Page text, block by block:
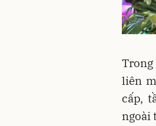
liên
cấp,
ngoài